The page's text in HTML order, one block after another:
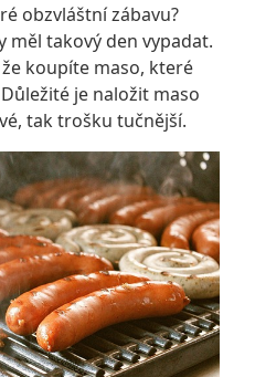
obzvláštní zábavu?
měl takový den vypadat.
koupíte maso, které
je naložit maso
tak trošku tučnější.